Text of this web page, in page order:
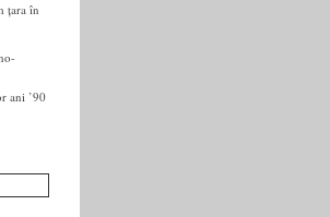
țara în
ani ’90